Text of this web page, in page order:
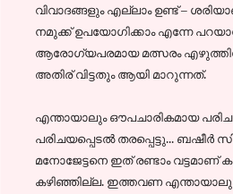
വിവാദങ്ങളും എല്ലാം ഉണ്ട് –
നമുക്ക് ഉപയോഗിക്കാം എന്നേ
ആരോഗ്യപരമായ മത്സരം
അതിര് വിട്ടതും ആയി മാറുന്നത്.
എന്തായാലും ഔപചാരികമായ
പരിചയപ്പെടല്‍ തരപ്പെട്ടു... ബഷീര്‍
മനോജേട്ടനെ ഇത് രണ്ടാം
കഴിഞ്ഞില്ല. ഇത്തവണ